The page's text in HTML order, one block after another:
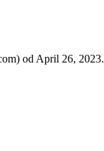
od April 26, 2023.